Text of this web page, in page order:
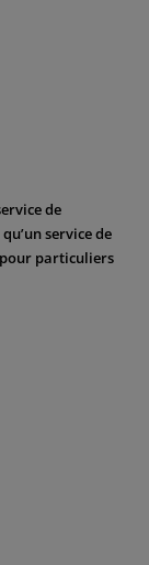
de
service de
pour particuliers